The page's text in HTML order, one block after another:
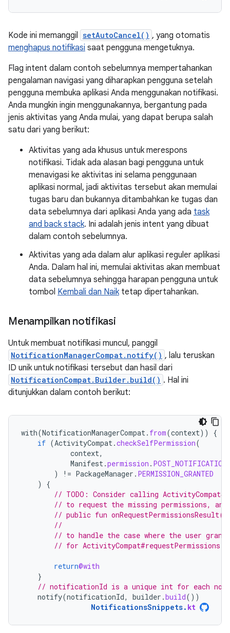
Kode ini memanggil setAutoCancel() , yang otomatis
menghapus notifikasi saat pengguna mengetuknya.
Flag intent dalam contoh sebelumnya mempertahankan
pengalaman navigasi yang diharapkan pengguna setelah
pengguna membuka aplikasi Anda menggunakan notifikasi.
Anda mungkin ingin menggunakannya, bergantung pada
jenis aktivitas yang Anda mulai, yang dapat berupa salah
satu dari yang berikut:
Aktivitas yang ada khusus untuk merespons
notifikasi. Tidak ada alasan bagi pengguna untuk
menavigasi ke aktivitas ini selama penggunaan
aplikasi normal, jadi aktivitas tersebut akan memulai
tugas baru dan bukannya ditambahkan ke tugas dan
data sebelumnya dari aplikasi Anda yang ada task
and back stack. Ini adalah jenis intent yang dibuat
dalam contoh sebelumnya.
Aktivitas yang ada dalam alur aplikasi reguler aplikasi
Anda. Dalam hal ini, memulai aktivitas akan membuat
data sebelumnya sehingga harapan pengguna untuk
tombol Kembali dan Naiktetap dipertahankan.
Menampilkan notifikasi
Untuk membuat notifikasi muncul, panggil
NotificationManagerCompat.notify() , lalu teruskan
ID unik untuk notifikasi tersebut dan hasil dari
NotificationCompat.Builder.build() . Hal ini
ditunjukkan dalam contoh berikut:
with(NotificationManagerCompat. from(context))
{
if (ActivityCompat.checkSelfPermission(
context,
Manifest.permission .
)
!= PackageManager . PERMISSION_GRANTED
)
{
// TODO: Consider calling
// to request the missing permissions,
// public fun
//
// to handle the case where the user
// for ActivityCompat#requestPermissions
return@with
}
// notificationId is a unique int for each
notify(notificationId, builder .build())
NotificationsSnippets. kt